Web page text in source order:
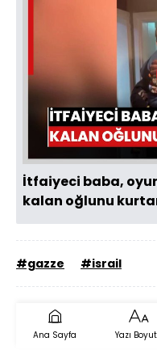
İtfaiyeci baba,
kalan oğlunu
#gazze #israil
Ana Sayfa Yazı